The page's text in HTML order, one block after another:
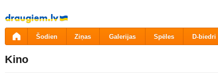
Pāriet
uz
saturu
Šodien Ziņas Galerijas Spēles D-biedri
Kino